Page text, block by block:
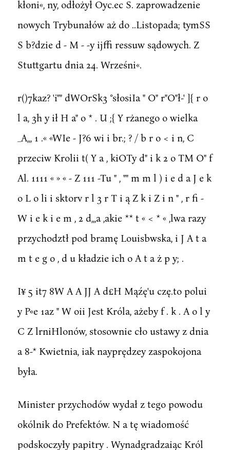
kłoni«, ny, odłożył Oyc.ec S. zaprowadzenie
nowych Trybunałów aż do ..Listopada; tymSS
S b?dzie d - M - -y ijffi ressuw sądowych. Z
Stuttgartu dnia 24. Wrześni«.
r()7kaz? 'i"" dWOrSk3 °słosiIa " O" r"O"ł-' ]{ r o
l a, 3h y ił H a" o * . U ;{ Y rżanego o wielka
_A,,, 1 .« «WIe - J?6 wi i br.; ? / b r o < i n, C
przeciw Krolii t( Y a , kiOTy d" i k 2 o TM O" f
Al. 1111 « » « - Z 111 -Tu " , "" m m l ) i e d a J e k
o L o li i sktorv r l 3 r T i ą Z k i Z i n " , r fi -
W i e k i e m , 2 d,,,a ,akie ** t « < * « ,lwa razy
przychodztł pod bramę Louisbwska, i J A t a
m t e g o , d u kładzie ich o A t a ż p y; .
I¥ 5 it7 8W A A JJ A d£H Mąźę'u czę.to polui
y P«e 1az " W oii Jest Króla, ażeby f . k . A o l y
C Z lrniHlonów, stosownie cło ustawy z dnia
a 8-* Kwietnia, iak nayprędzey zaspokojona
była.
Minister przychodów wydał z tego powodu
okólnik do Prefektów. N a tę wiadomość
podskoczyły papitry . Wynadgradzaiąc Król